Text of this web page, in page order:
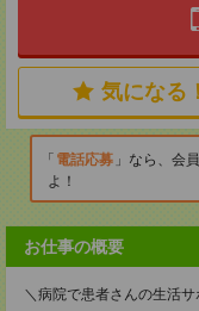
気になる！
電話応募
なら、会
よ！
お仕事の概要
＼病院で患者さんの生活サ